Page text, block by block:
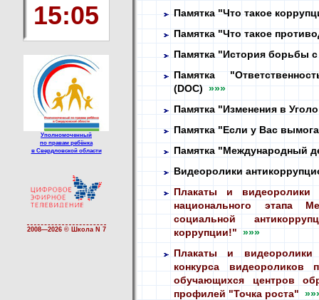
15:05
Уполномоченный
по правам ребёнка
в Свердловской области
2008—2026 © Школа N 7
Памятка "Что такое
Памятка "Что такое
Памятка "История борьбы
Памятка
(DOC) »»»
Памятка "Изменения в
Памятка "Если у Вас
Памятка "Международный
Видеоролики
Плакаты и видеоролики
национального этапа
социальной
коррупции!" »»»
Плакаты и видеоролики
конкурса видеороликов
обучающихся центров
профилей "Точка роста"